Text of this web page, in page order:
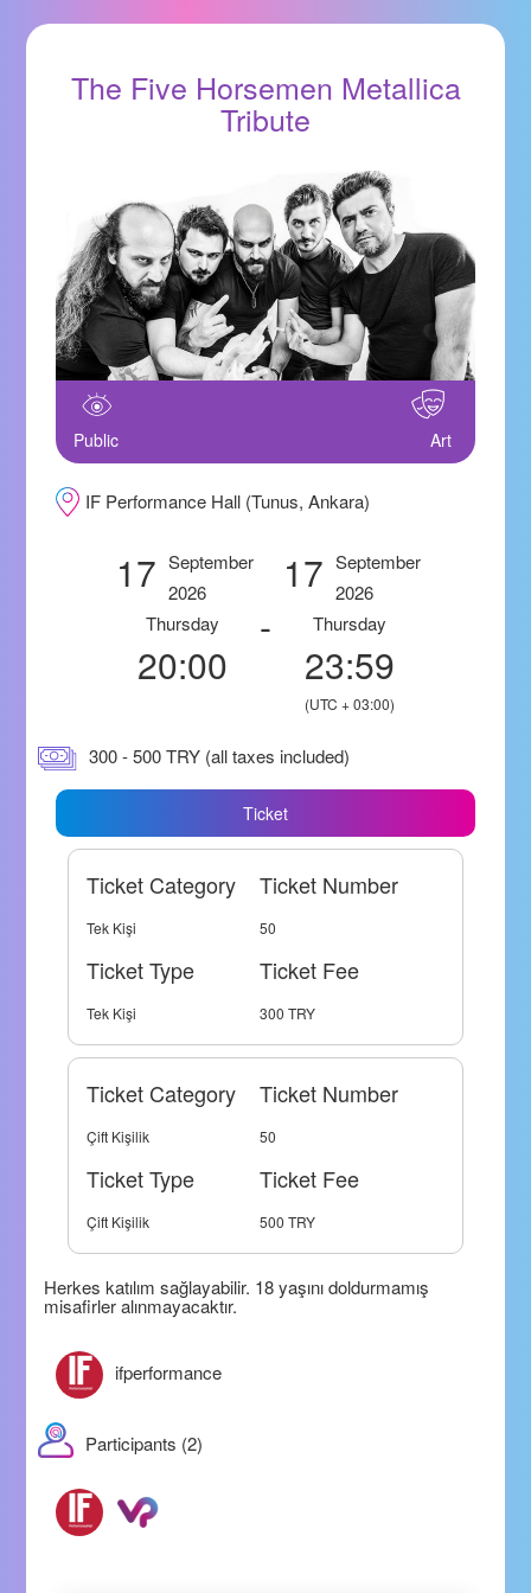
The Five Horsemen Metallica
Tribute
Public Art
IF Performance Hall (Tunus, Ankara)
17 September
2026
Thursday
20:00
-
17 September
2026
Thursday
23:59
(UTC + 03:00)
300 - 500 TRY (all taxes included)
Ticket
Ticket Category Ticket Number
Tek Kişi 50
Ticket Type Ticket Fee
Tek Kişi 300 TRY
Ticket Category Ticket Number
Çift Kişilik 50
Ticket Type Ticket Fee
Çift Kişilik 500 TRY
Herkes katılım sağlayabilir. 18 yaşını doldurmamış
misafirler alınmayacaktır.
ifperformance
Participants (2)